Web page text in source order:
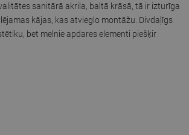
sanitārā akrila, baltā krāsā, tā ir izturīga
kājas, kas atvieglo montāžu. Divdaļīgs
bet melnie apdares elementi piešķir